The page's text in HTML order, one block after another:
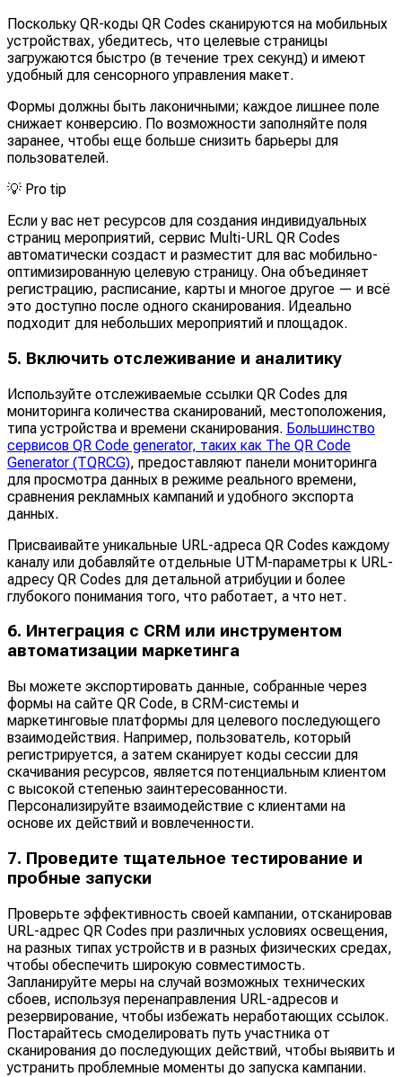
Поскольку QR-коды QR Codes сканируются на мобильных
устройствах, убедитесь, что целевые страницы
загружаются быстро (в течение трех секунд) и имеют
удобный для сенсорного управления макет.
Формы должны быть лаконичными; каждое лишнее поле
снижает конверсию. По возможности заполняйте поля
заранее, чтобы еще больше снизить барьеры для
пользователей.
💡 Pro tip
Если у вас нет ресурсов для создания индивидуальных
страниц мероприятий, сервис Multi-URL QR Codes
автоматически создаст и разместит для вас мобильно-
оптимизированную целевую страницу. Она объединяет
регистрацию, расписание, карты и многое другое — и всё
это доступно после одного сканирования. Идеально
подходит для небольших мероприятий и площадок.
5. Включить отслеживание и аналитику
Используйте отслеживаемые ссылки QR Codes для
мониторинга количества сканирований, местоположения,
типа устройства и времени сканирования. Большинство
сервисов QR Code generator, таких как The QR Code
Generator (TQRCG), предоставляют панели мониторинга
для просмотра данных в режиме реального времени,
сравнения рекламных кампаний и удобного экспорта
данных.
Присваивайте уникальные URL-адреса QR Codes каждому
каналу или добавляйте отдельные UTM-параметры к URL-
адресу QR Codes для детальной атрибуции и более
глубокого понимания того, что работает, а что нет.
6. Интеграция с CRM или инструментом
автоматизации маркетинга
Вы можете экспортировать данные, собранные через
формы на сайте QR Code, в CRM-системы и
маркетинговые платформы для целевого последующего
взаимодействия. Например, пользователь, который
регистрируется, а затем сканирует коды сессии для
скачивания ресурсов, является потенциальным клиентом
с высокой степенью заинтересованности.
Персонализируйте взаимодействие с клиентами на
основе их действий и вовлеченности.
7. Проведите тщательное тестирование и
пробные запуски
Проверьте эффективность своей кампании, отсканировав
URL-адрес QR Codes при различных условиях освещения,
на разных типах устройств и в разных физических средах,
чтобы обеспечить широкую совместимость.
Запланируйте меры на случай возможных технических
сбоев, используя перенаправления URL-адресов и
резервирование, чтобы избежать неработающих ссылок.
Постарайтесь смоделировать путь участника от
сканирования до последующих действий, чтобы выявить и
устранить проблемные моменты до запуска кампании.